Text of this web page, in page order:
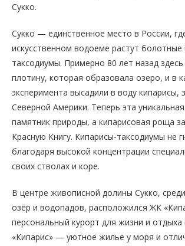
Сукко.
Сукко — единственное место в России,
искусственном водоеме растут
таксодиумы. Примерно 80 лет назад
плотину, которая образовала озеро, и в
эксперимента высадили в воду кипарисы,
Северной Америки. Теперь эта
памятник природы, а кипарисовая роща
Красную Книгу. Кипарисы-таксодиумы не
благодаря высокой концентрации
своих стволах и коре.
В центре живописной долины Сукко,
озёр и водопадов, расположился ЖК
персональный курорт для жизни и отдыха
«Кипарис» — уютное жилье у моря и